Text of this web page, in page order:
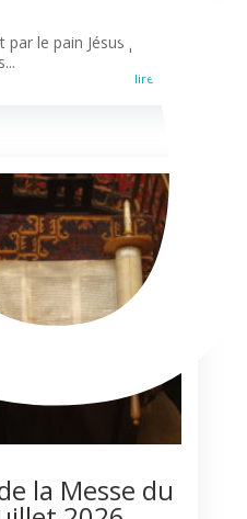
le pain Jésus prend
lire plus
la Messe du